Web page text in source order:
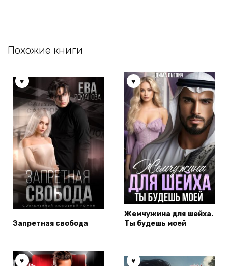
Похожие книги
Запретная свобода
Жемчужина для шейха.
Ты будешь моей